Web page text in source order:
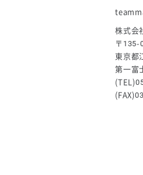
株式会
〒135-
東京都
第一富